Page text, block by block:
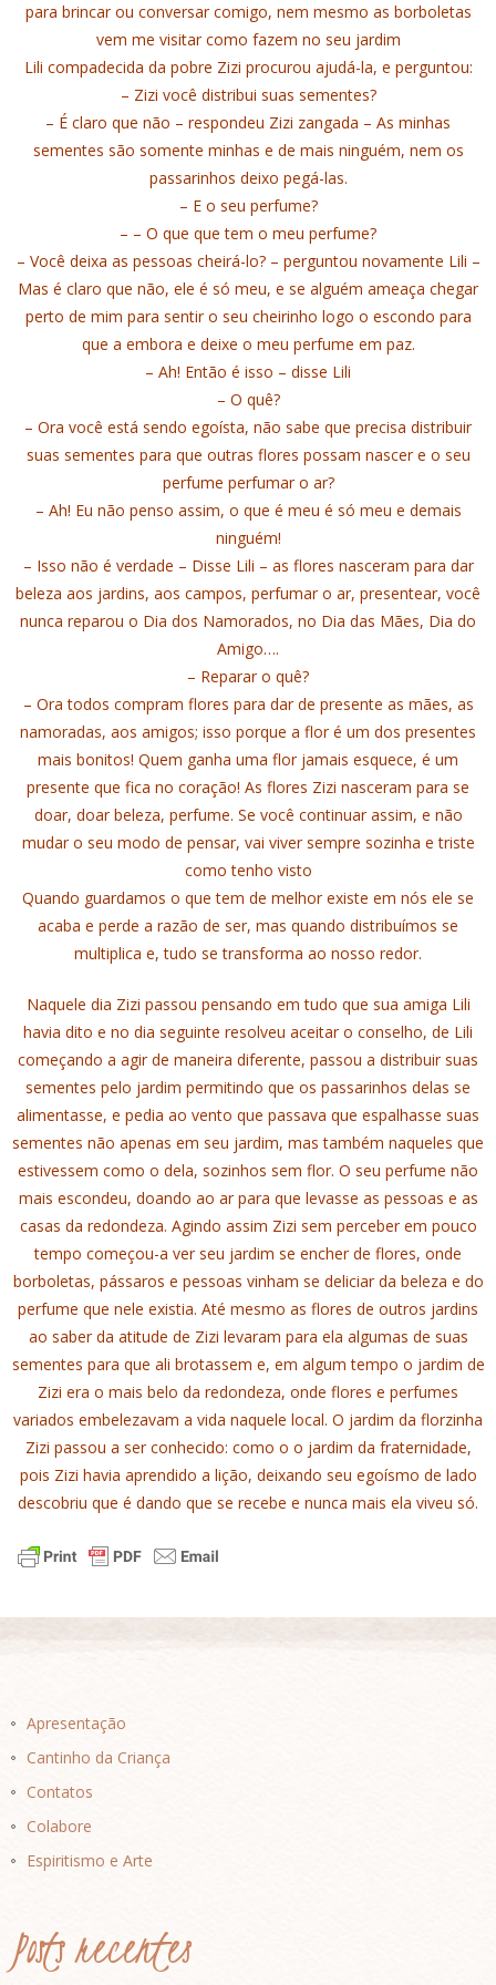
para brincar ou conversar comigo, nem mesmo as borboletas
vem me visitar como fazem no seu jardim
Lili compadecida da pobre Zizi procurou ajudá-la, e perguntou:
– Zizi você distribui suas sementes?
– É claro que não – respondeu Zizi zangada – As minhas
sementes são somente minhas e de mais ninguém, nem os
passarinhos deixo pegá-las.
– E o seu perfume?
– – O que que tem o meu perfume?
– Você deixa as pessoas cheirá-lo? – perguntou novamente Lili –
Mas é claro que não, ele é só meu, e se alguém ameaça chegar
perto de mim para sentir o seu cheirinho logo o escondo para
que a embora e deixe o meu perfume em paz.
– Ah! Então é isso – disse Lili
– O quê?
– Ora você está sendo egoísta, não sabe que precisa distribuir
suas sementes para que outras flores possam nascer e o seu
perfume perfumar o ar?
– Ah! Eu não penso assim, o que é meu é só meu e demais
ninguém!
– Isso não é verdade – Disse Lili – as flores nasceram para dar
beleza aos jardins, aos campos, perfumar o ar, presentear, você
nunca reparou o Dia dos Namorados, no Dia das Mães, Dia do
Amigo….
– Reparar o quê?
– Ora todos compram flores para dar de presente as mães, as
namoradas, aos amigos; isso porque a flor é um dos presentes
mais bonitos! Quem ganha uma flor jamais esquece, é um
presente que fica no coração! As flores Zizi nasceram para se
doar, doar beleza, perfume. Se você continuar assim, e não
mudar o seu modo de pensar, vai viver sempre sozinha e triste
como tenho visto
Quando guardamos o que tem de melhor existe em nós ele se
acaba e perde a razão de ser, mas quando distribuímos se
multiplica e, tudo se transforma ao nosso redor.
Naquele dia Zizi passou pensando em tudo que sua amiga Lili
havia dito e no dia seguinte resolveu aceitar o conselho, de Lili
começando a agir de maneira diferente, passou a distribuir suas
sementes pelo jardim permitindo que os passarinhos delas se
alimentasse, e pedia ao vento que passava que espalhasse suas
sementes não apenas em seu jardim, mas também naqueles que
estivessem como o dela, sozinhos sem flor. O seu perfume não
mais escondeu, doando ao ar para que levasse as pessoas e as
casas da redondeza. Agindo assim Zizi sem perceber em pouco
tempo começou-a ver seu jardim se encher de flores, onde
borboletas, pássaros e pessoas vinham se deliciar da beleza e do
perfume que nele existia. Até mesmo as flores de outros jardins
ao saber da atitude de Zizi levaram para ela algumas de suas
sementes para que ali brotassem e, em algum tempo o jardim de
Zizi era o mais belo da redondeza, onde flores e perfumes
variados embelezavam a vida naquele local. O jardim da florzinha
Zizi passou a ser conhecido: como o o jardim da fraternidade,
pois Zizi havia aprendido a lição, deixando seu egoísmo de lado
descobriu que é dando que se recebe e nunca mais ela viveu só.
Apresentação
Cantinho da Criança
Contatos
Colabore
Espiritismo e Arte
Posts recentes